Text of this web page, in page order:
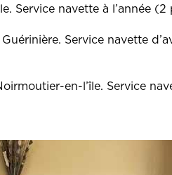
Service navette à l’année
Guérinière. Service navette
en-l’île. Service